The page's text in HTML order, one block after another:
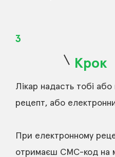
3
Крок
Лікар надасть тобі
рецепт, або
При електронному
отримаєш СМС-код на